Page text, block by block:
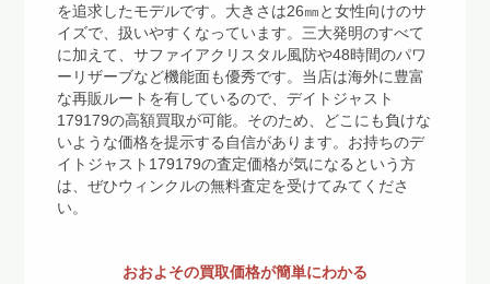
を追求したモデルです。大きさは26㎜と女性向けのサ
イズで、扱いやすくなっています。三大発明のすべて
に加えて、サファイアクリスタル風防や48時間のパワ
ーリザーブなど機能面も優秀です。当店は海外に豊富
な再販ルートを有しているので、デイトジャスト
179179の高額買取が可能。そのため、どこにも負けな
いような価格を提示する自信があります。お持ちのデ
イトジャスト179179の査定価格が気になるという方
は、ぜひウィンクルの無料査定を受けてみてくださ
い。
おおよその買取価格が簡単にわかる